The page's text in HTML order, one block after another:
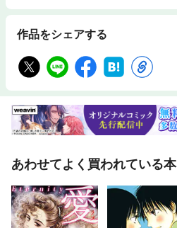
作品をシェアする
あわせてよく買われている本